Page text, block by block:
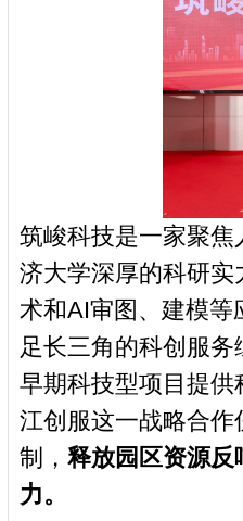
筑峻科技是一家聚
济大学深厚的科研
术和AI审图、建模等
足长三角的科创服
早期科技型项目提
江创服这一战略合
制， 释放园区资源反
力。